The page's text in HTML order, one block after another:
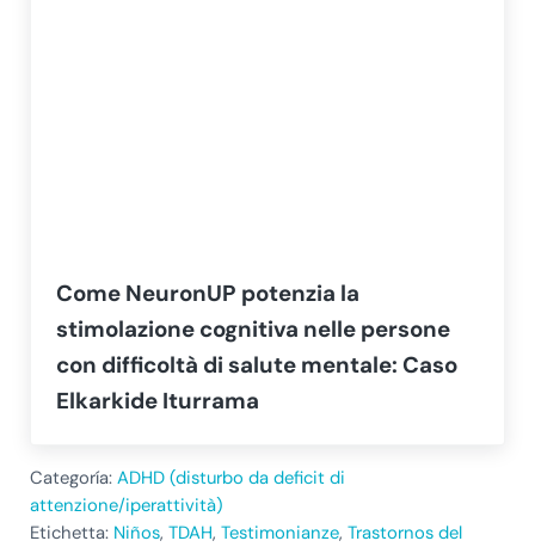
Come NeuronUP potenzia la
stimolazione cognitiva nelle persone
con difficoltà di salute mentale: Caso
Elkarkide Iturrama
Categoría: ADHD (disturbo da deficit di
attenzione/iperattività)
Etichetta: Niños, TDAH, Testimonianze, Trastornos del